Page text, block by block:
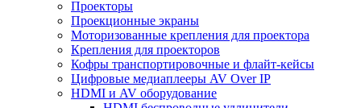
Проекторы
Проекционные экраны
Моторизованные крепления для проектора
Крепления для проекторов
Кофры транспортировочные и флайт-кейсы
Цифровые медиаплееры AV Over IP
HDMI и AV оборудование